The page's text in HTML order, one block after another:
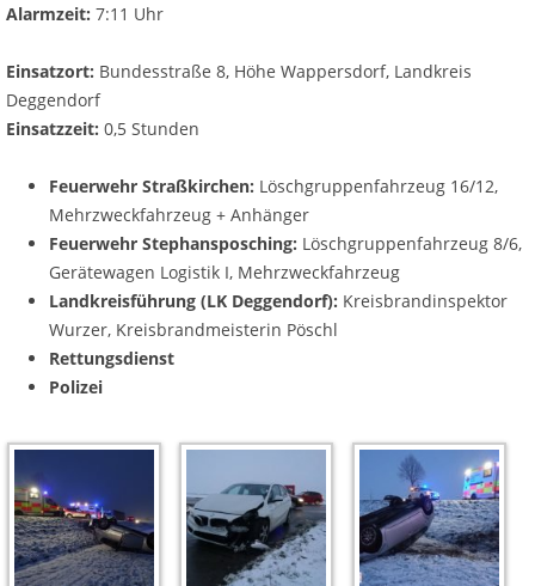
Alarmzeit: 7:11 Uhr
Einsatzort: Bundesstraße 8, Höhe Wappersdorf, Landkreis
Deggendorf
Einsatzzeit: 0,5 Stunden
Feuerwehr Straßkirchen: Löschgruppenfahrzeug 16/12,
Mehrzweckfahrzeug + Anhänger
Feuerwehr Stephansposching: Löschgruppenfahrzeug 8/6,
Gerätewagen Logistik I, Mehrzweckfahrzeug
Landkreisführung (LK Deggendorf): Kreisbrandinspektor
Wurzer, Kreisbrandmeisterin Pöschl
Rettungsdienst
Polizei